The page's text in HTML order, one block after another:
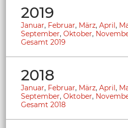
2019
Januar, Februar, März, April,
September, Oktober,
Gesamt 2019
2018
Januar, Februar, März, April,
September, Oktober,
Gesamt 2018